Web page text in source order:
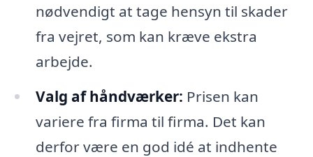
nødvendigt at tage hensyn til skader
fra vejret, som kan kræve ekstra
arbejde.
Valg af håndværker: Prisen kan
variere fra firma til firma. Det kan
derfor være en god idé at indhente